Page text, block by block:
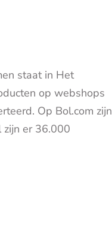
staat in Het
op webshops
Op Bol.com zijn
er 36.000